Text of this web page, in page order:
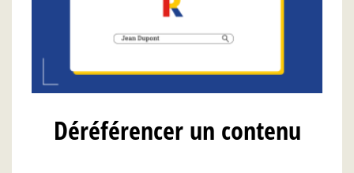
Déréférencer un contenu